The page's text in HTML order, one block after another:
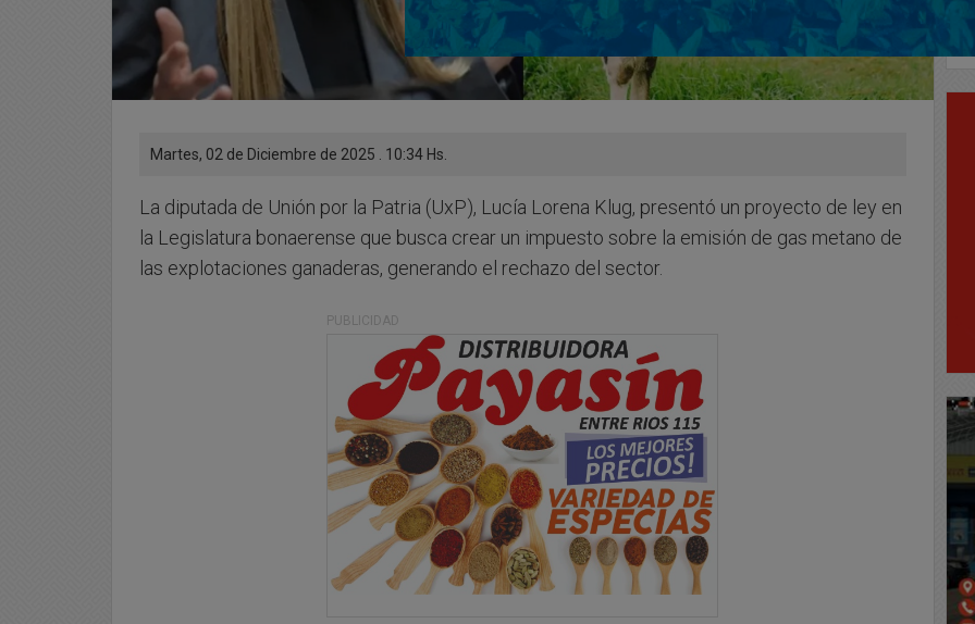
Martes, 02 de Diciembre de 2025 . 10:34 Hs.
La diputada de Unión por la Patria (UxP), Lucía Lorena Klug, presentó un proyecto de ley en
la Legislatura bonaerense que busca crear un impuesto sobre la emisión de gas metano de
las explotaciones ganaderas, generando el rechazo del sector.
PUBLICIDAD